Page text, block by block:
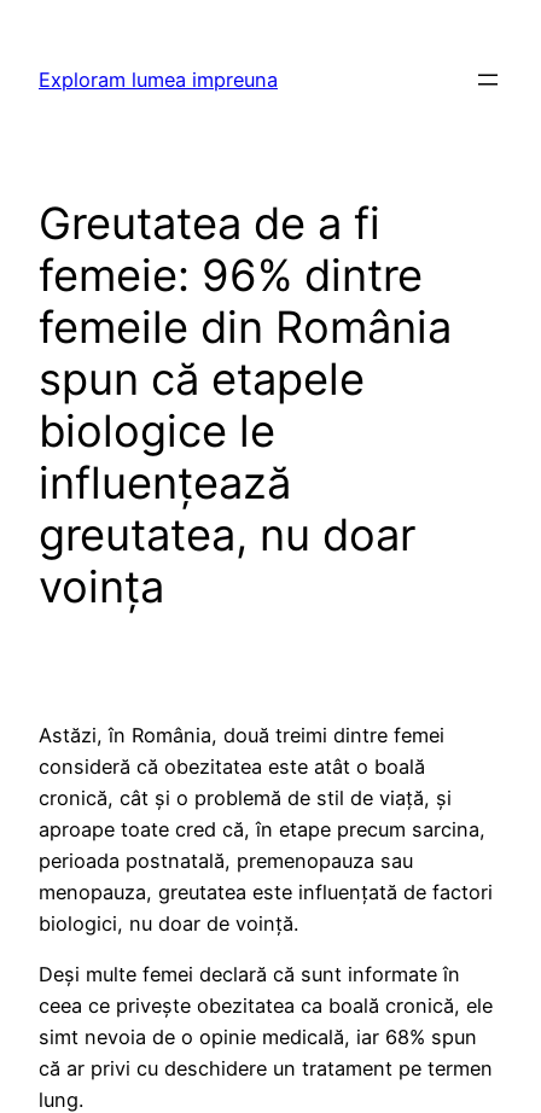
content
Exploram lumea impreuna
Greutatea de a fi
femeie: 96% dintre
femeile din România
spun că etapele
biologice le
influențează
greutatea, nu doar
voința
Astăzi, în România, două treimi dintre femei
consideră că obezitatea este atât o boală
cronică, cât și o problemă de stil de viață, și
aproape toate cred că, în etape precum sarcina,
perioada postnatală, premenopauza sau
menopauza, greutatea este influențată de factori
biologici, nu doar de voință.
Deși multe femei declară că sunt informate în
ceea ce privește obezitatea ca boală cronică, ele
simt nevoia de o opinie medicală, iar 68% spun
că ar privi cu deschidere un tratament pe termen
lung.